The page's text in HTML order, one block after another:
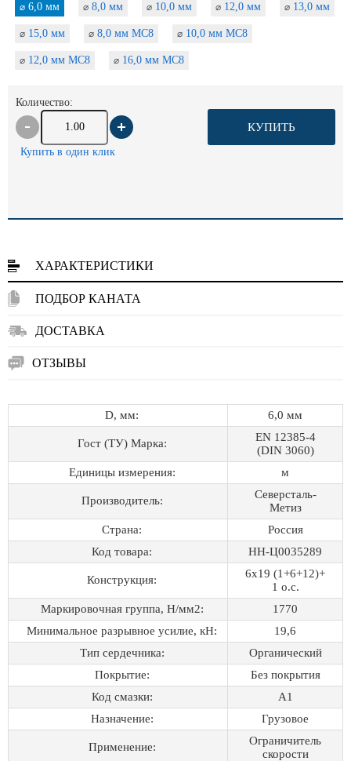
⌀ 6,0 мм ⌀ 8,0 мм ⌀ 10,0 мм ⌀ 12,0 мм ⌀ 13,0 мм
⌀ 15,0 мм ⌀ 8,0 мм МС8 ⌀ 10,0 мм МС8
⌀ 12,0 мм МС8 ⌀ 16,0 мм МС8
Количество:
КУПИТЬ
Купить в один клик
ХАРАКТЕРИСТИКИ
ПОДБОР КАНАТА
ДОСТАВКА
ОТЗЫВЫ
D, мм: 6,0 мм
Гост (ТУ) Марка:
EN 12385-4
(DIN 3060)
Единицы измерения:
м
Производитель:
Северсталь-
Метиз
Страна:
Россия
Код товара:
НН-Ц0035289
Конструкция:
6х19 (1+6+12)+
1 о.с.
Маркировочная группа, Н/мм2:
1770
Минимальное разрывное усилие, кН:
19,6
Тип сердечника:
Органический
Покрытие:
Без покрытия
Код смазки:
А1
Назначение:
Грузовое
Применение:
Ограничитель
скорости